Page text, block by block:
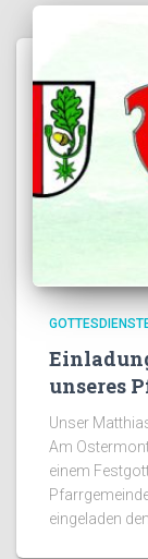
unseres
Unser
Am
einem
eingeladen